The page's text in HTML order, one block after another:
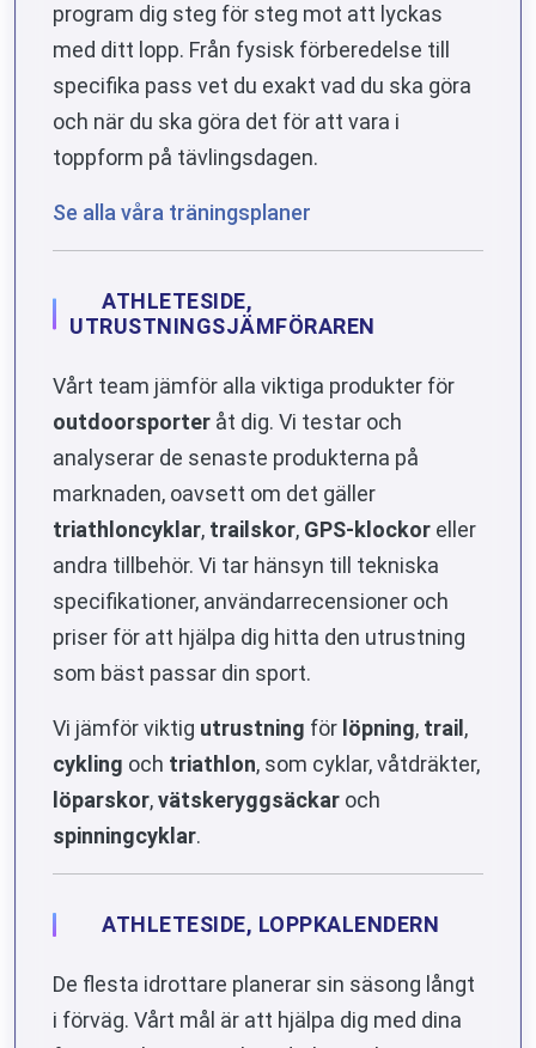
program dig steg för steg mot att lyckas
med ditt lopp. Från fysisk förberedelse till
specifika pass vet du exakt vad du ska göra
och när du ska göra det för att vara i
toppform på tävlingsdagen.
Se alla våra träningsplaner
ATHLETESIDE,
UTRUSTNINGSJÄMFÖRAREN
Vårt team jämför alla viktiga produkter för
outdoorsporter åt dig. Vi testar och
analyserar de senaste produkterna på
marknaden, oavsett om det gäller
triathloncyklar, trailskor, GPS-klockor eller
andra tillbehör. Vi tar hänsyn till tekniska
specifikationer, användarrecensioner och
priser för att hjälpa dig hitta den utrustning
som bäst passar din sport.
Vi jämför viktig utrustning för löpning, trail ,
cykling och triathlon, som cyklar, våtdräkter,
löparskor,vätskeryggsäckar och
spinningcyklar.
ATHLETESIDE, LOPPKALENDERN
De flesta idrottare planerar sin säsong långt
i förväg. Vårt mål är att hjälpa dig med dina